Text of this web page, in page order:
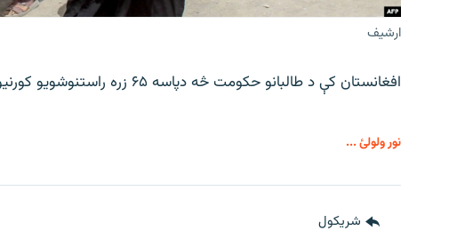
ارشیف
افغانستان کې د طالبانو حکومت څه دپاسه ۶۵ زره راستنوشویو کورنیو ته د استوګنې د نمرو د توزیع خبر ورکوي.
نور ولولئ ...
شريکول